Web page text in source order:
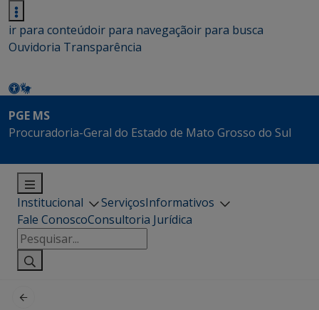
ir para conteúdoir para navegaçãoir para busca
Ouvidoria Transparência
PGE MS
Procuradoria-Geral do Estado de Mato Grosso do Sul
Institucional ServiçosInformativos
Fale ConoscoConsultoria Jurídica
Pesquisar
por: